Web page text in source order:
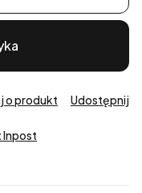
o produkt Udostępnij
Inpost